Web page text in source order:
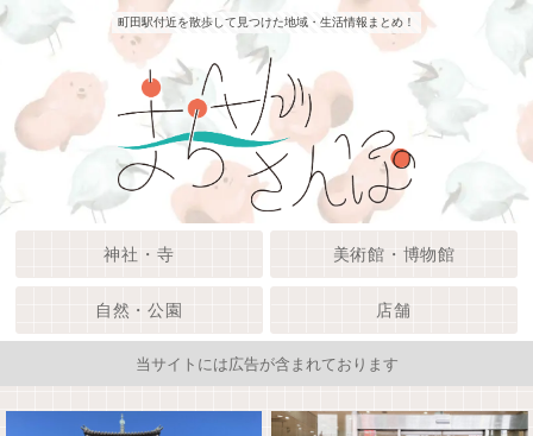
町田駅付近を散歩して見つけた地域・生活情報まとめ！
神社・寺 美術館・博物館
自然・公園 店舗
当サイトには広告が含まれております